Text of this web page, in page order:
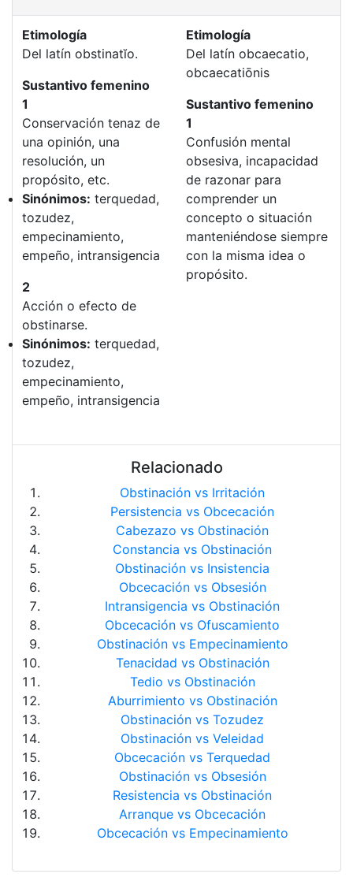
Etimología
Del latín obstinatĭo.
Sustantivo femenino
1
Conservación tenaz de
una opinión, una
resolución, un
propósito, etc.
Sinónimos: terquedad,
tozudez,
empecinamiento,
empeño, intransigencia
2
Acción o efecto de
obstinarse.
Sinónimos: terquedad,
tozudez,
empecinamiento,
empeño, intransigencia
Etimología
Del latín obcaecatio,
obcaecatiōnis
Sustantivo femenino
1
Confusión mental
obsesiva, incapacidad
de razonar para
comprender un
concepto o situación
manteniéndose siempre
con la misma idea o
propósito.
Relacionado
Obstinación vs Irritación
Persistencia vs Obcecación
Cabezazo vs Obstinación
Constancia vs Obstinación
Obstinación vs Insistencia
Obcecación vs Obsesión
Intransigencia vs Obstinación
Obcecación vs Ofuscamiento
Obstinación vs Empecinamiento
Tenacidad vs Obstinación
Tedio vs Obstinación
Aburrimiento vs Obstinación
Obstinación vs Tozudez
Obstinación vs Veleidad
Obcecación vs Terquedad
Obstinación vs Obsesión
Resistencia vs Obstinación
Arranque vs Obcecación
Obcecación vs Empecinamiento